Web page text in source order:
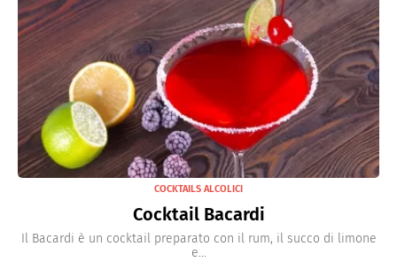
COCKTAILS ALCOLICI
Cocktail Bacardi
Il Bacardi è un cocktail preparato con il rum, il succo di limone
e...